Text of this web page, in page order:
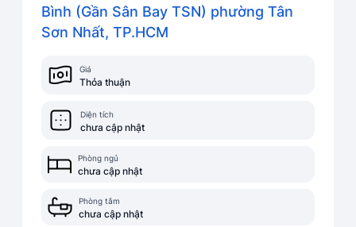
Bình (Gần Sân Bay TSN) phường Tân
Sơn Nhất, TP.HCM
Giá
Thỏa thuận
Diện tích
chưa cập nhật
Phòng ngủ
chưa cập nhật
Phòng tắm
chưa cập nhật